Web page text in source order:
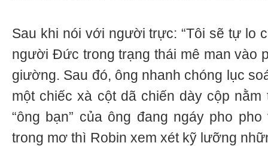
Sau khi nói với người trực: “Tôi sẽ tự lo
người Đức trong trạng thái mê man vào
giường. Sau đó, ông nhanh chóng lục
một chiếc xà cột dã chiến dày cộp nằm
“ông bạn” của ông đang ngáy pho
trong mơ thì Robin xem xét kỹ lưỡng